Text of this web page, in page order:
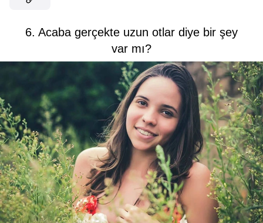
6. Acaba gerçekte uzun otlar diye bir şey
var mı?